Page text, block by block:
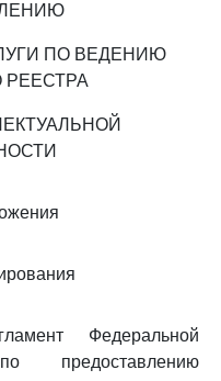
ПО ВЕДЕНИЮ
Федеральной
предоставлению